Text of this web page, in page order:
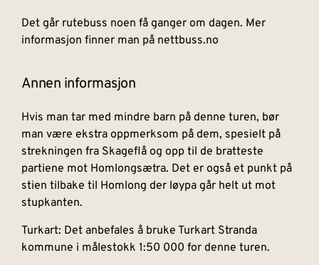
Det går rutebuss noen få ganger om dagen. Mer
informasjon finner man på nettbuss.no
Annen informasjon
Hvis man tar med mindre barn på denne turen, bør
man være ekstra oppmerksom på dem, spesielt på
strekningen fra Skageflå og opp til de bratteste
partiene mot Homlongsætra. Det er også et punkt på
stien tilbake til Homlong der løypa går helt ut mot
stupkanten.
Turkart: Det anbefales å bruke Turkart Stranda
kommune i målestokk 1:50 000 for denne turen.